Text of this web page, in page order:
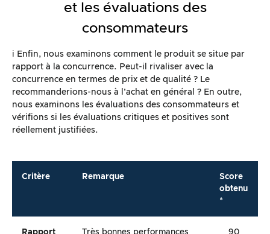
et les évaluations des
consommateurs
ℹ️ Enfin, nous examinons comment le produit se situe par
rapport à la concurrence. Peut-il rivaliser avec la
concurrence en termes de prix et de qualité ? Le
recommanderions-nous à l’achat en général ? En outre,
nous examinons les évaluations des consommateurs et
vérifions si les évaluations critiques et positives sont
réellement justifiées.
Critère Remarque
Score
obtenu
*
Rapport Très bonnes performances 90